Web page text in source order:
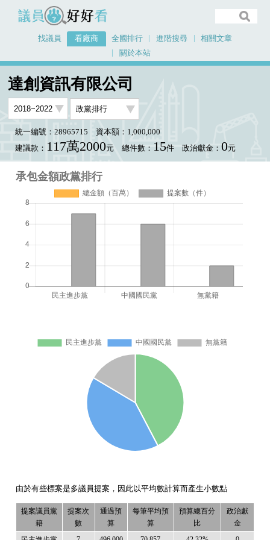
議員好好看
找議員 看廠商 全國排行 進階搜尋
相關文章
關於本站
達創資訊有限公司
統一編號：28965715
資本額：1,000,000
建議款： 117萬2000元 總件數： 15件 政治獻金： 0元
承包金額政黨排行
由於有些標案是多議員提案，因此以平均數計算而產生小數點
提案議員黨
籍
提案次
數
通過預
算
每筆平均預
算
預算總百分
比
政治獻
金